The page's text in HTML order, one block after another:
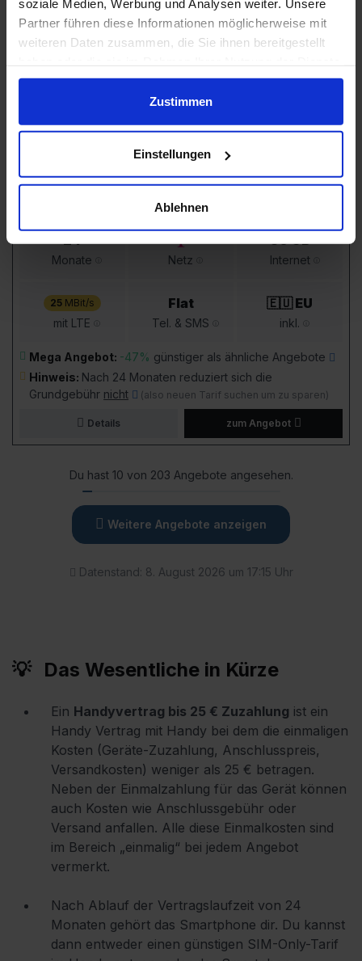
soziale Medien, Werbung und Analysen weiter. Unsere
Partner führen diese Informationen möglicherweise mit
weiteren Daten zusammen, die Sie ihnen bereitgestellt
gesammelt haben.
Zustimmen
Einstellungen
Ablehnen
Speicher:128 GB
Wert:~398,23 €
20,95 € 22,00 €
SIM-Only Preis:6,28 €
Gesamtkosten 24 Monate:
24
Monate Netz
30 GB
Internet
25MBit/s
mit LTE
Flat
Tel. & SMS
🇪🇺 EU
inkl.
Mega Angebot: -47% günstiger als ähnliche Angebote
Hinweis: Nach 24 Monaten reduziert sich die
Grundgebühr nicht (also neuen Tarif suchen um zu sparen)
Details zum Angebot
Du hast 10 von 203 Angebote angesehen.
Weitere Angebote anzeigen
Datenstand: 8. August 2026 um 17:15 Uhr
Das Wesentliche in Kürze
Ein Handyvertrag bis 25 € Zuzahlung ist ein
Handy Vertrag mit Handy bei dem die einmaligen
Kosten (Geräte-Zuzahlung, Anschlusspreis,
Versandkosten) weniger als 25 € betragen.
Neben der Einmalzahlung für das Gerät können
auch Kosten wie Anschlussgebühr oder
Versand anfallen. Alle diese Einmalkosten sind
im Bereich „einmalig“ bei jedem Angebot
vermerkt.
Nach Ablauf der Vertragslaufzeit von 24
Monaten gehört das Smartphone dir. Du kannst
dann entweder einen günstigen SIM-Only-Tarif